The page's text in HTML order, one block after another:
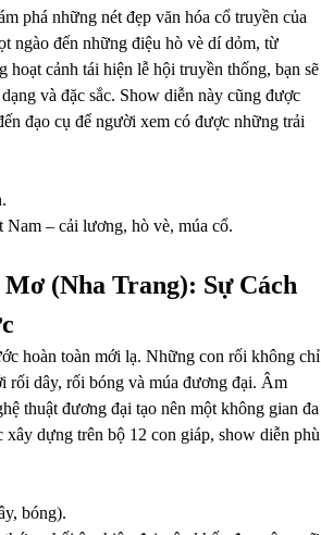
phá những nét đẹp văn hóa cổ truyền của
ngào đến những điệu hò vè dí dỏm, từ
cảnh tái hiện lễ hội truyền thống, bạn sẽ
và đặc sắc. Show diễn này cũng được
đạo cụ để người xem có được những trải
– cải lương, hò vè, múa cổ.
(Nha Trang): Sự Cách
hoàn toàn mới lạ. Những con rối không chỉ
rối dây, rối bóng và múa đương đại. Âm
thuật đương đại tạo nên một không gian đa
dựng trên bộ 12 con giáp, show diễn phù
bóng).